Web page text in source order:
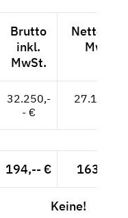
Brutto
inkl.
MwSt.
Netto
MwSt.
32.250,-
- €
27.101,--
194,-- € 163,03 €
Keine!